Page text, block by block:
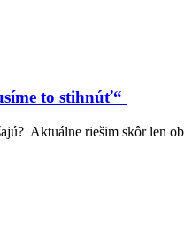
to stihnúť“
Aktuálne riešim skôr len